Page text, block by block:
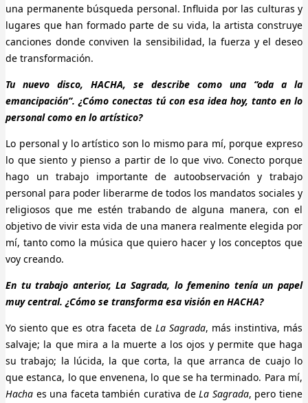
una permanente búsqueda personal. Influida por las culturas y
lugares que han formado parte de su vida, la artista construye
canciones donde conviven la sensibilidad, la fuerza y el deseo
de transformación.
Tu nuevo disco, HACHA, se describe como una “oda a la
emancipación”. ¿Cómo conectas tú con esa idea hoy, tanto en lo
personal como en lo artístico?
Lo personal y lo artístico son lo mismo para mí, porque expreso
lo que siento y pienso a partir de lo que vivo. Conecto porque
hago un trabajo importante de autoobservación y trabajo
personal para poder liberarme de todos los mandatos sociales y
religiosos que me estén trabando de alguna manera, con el
objetivo de vivir esta vida de una manera realmente elegida por
mí, tanto como la música que quiero hacer y los conceptos que
voy creando.
En tu trabajo anterior, La Sagrada, lo femenino tenía un papel
muy central. ¿Cómo se transforma esa visión en HACHA?
Yo siento que es otra faceta de La Sagrada, más instintiva, más
salvaje; la que mira a la muerte a los ojos y permite que haga
su trabajo; la lúcida, la que corta, la que arranca de cuajo lo
que estanca, lo que envenena, lo que se ha terminado. Para mí,
Hacha es una faceta también curativa deLa Sagrada, pero tiene